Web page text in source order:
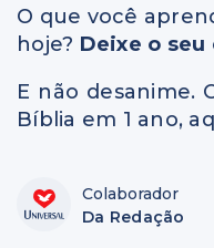
O que você
hoje? Deixe o
E não desanime.
Bíblia em 1 ano,
Colaborador
Da Redação